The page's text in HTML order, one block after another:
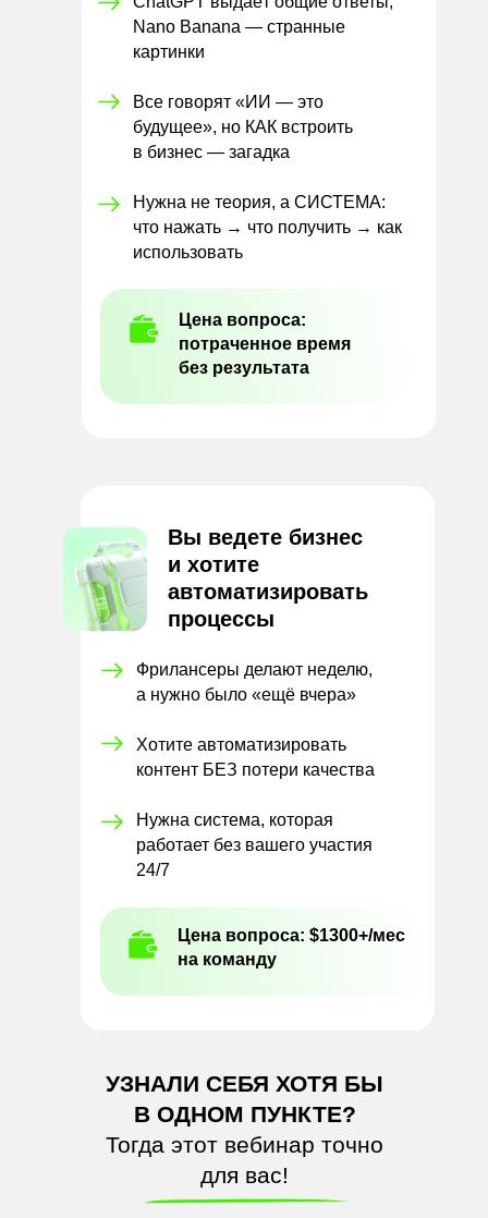
Вы ведете бизнес
и хотите
автоматизировать
процессы
УЗНАЛИ СЕБЯ ХОТЯ БЫ
В ОДНОМ ПУНКТЕ?
Тогда этот вебинар точно
для вас!
Nano Banana — странные
картинки
Все говорят «ИИ — это
будущее», но КАК встроить
в бизнес — загадка
Нужна не теория, а СИСТЕМА:
что нажать → что получить → как
использовать
Фрилансеры делают неделю,
а нужно было «ещё вчера»
Хотите автоматизировать
контент БЕЗ потери качества
Нужна система, которая
работает без вашего участия
24/7
Цена вопроса:
потраченное время
без результата
Цена вопроса: $1300+/мес
на команду